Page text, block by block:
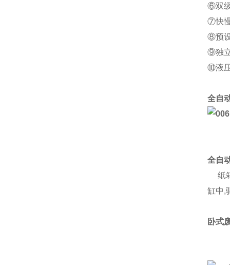
⑥双
⑦快
⑧预
⑨独
⑩液
全自
全自
纸
缸中,
卧式